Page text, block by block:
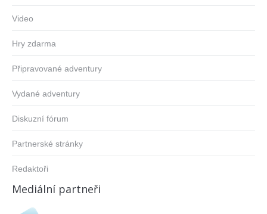
Video
Hry zdarma
Připravované adventury
Vydané adventury
Diskuzní fórum
Partnerské stránky
Redaktoři
Mediální partneři